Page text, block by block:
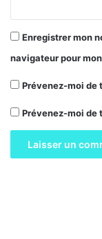
Enregistrer mon
navigateur pour
Prévenez-moi de
Prévenez-moi de